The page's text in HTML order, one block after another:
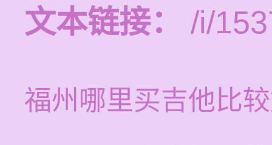
文本链接：
/i/
福州哪里买吉他比